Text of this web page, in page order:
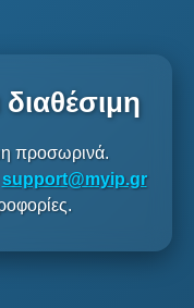
διαθέσιμη
προσωρινά.
support@myip.gr